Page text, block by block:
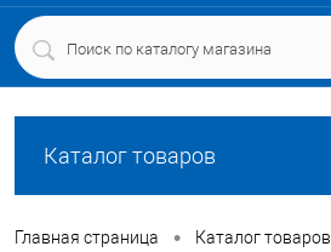
Каталог товаров
Главная страница • Каталог товаров